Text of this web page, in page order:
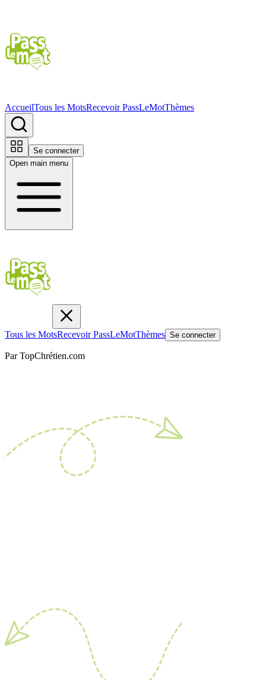
AccueilTous les MotsRecevoir PassLeMotThèmes
Se connecter
Open main menu
Tous les MotsRecevoir PassLeMotThèmes Se connecter
Par TopChrétien.com